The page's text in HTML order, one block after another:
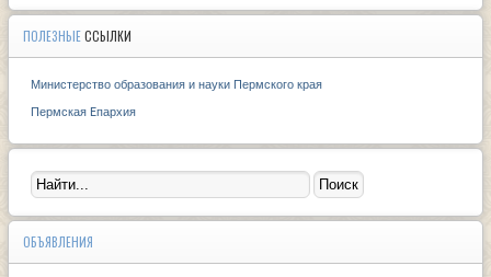
ПОЛЕЗНЫЕССЫЛКИ
Министерство образования и науки Пермского края
Пермская Eпархия
ОБЪЯВЛЕНИЯ